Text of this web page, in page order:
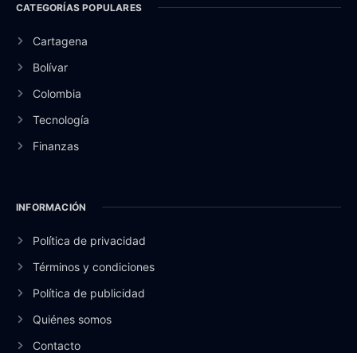
CATEGORÍAS POPULARES
Cartagena
Bolívar
Colombia
Tecnología
Finanzas
INFORMACIÓN
Política de privacidad
Términos y condiciones
Política de publicidad
Quiénes somos
Contacto